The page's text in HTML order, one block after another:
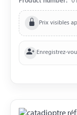
Prix visibles
Enregistrez-